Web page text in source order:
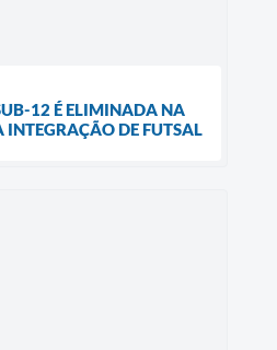
12 É ELIMINADA NA
DE FUTSAL